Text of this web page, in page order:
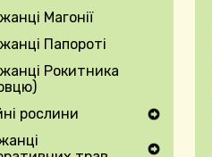
Магонії
Папороті
Рокитника
рослини
Secondary Navigation Menu